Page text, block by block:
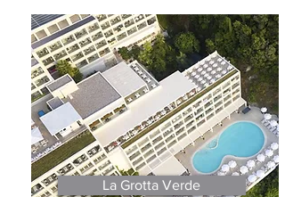
La Grotta Verde